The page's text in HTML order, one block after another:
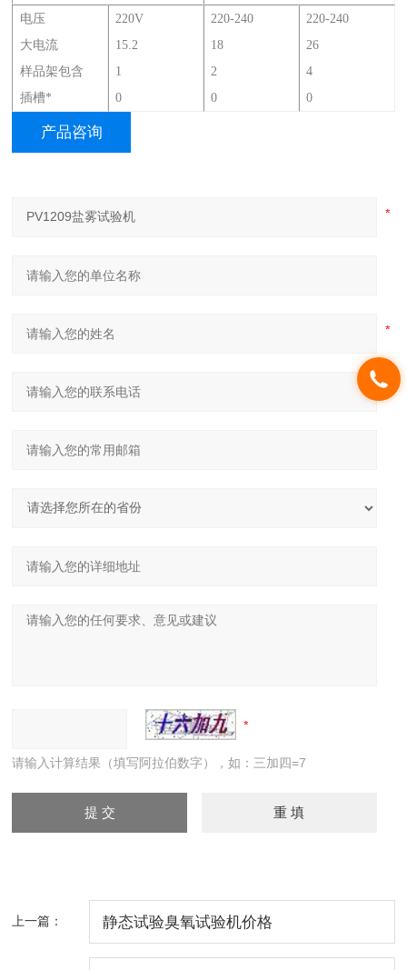
电压
大电流
样品架包含
插槽*
220V
15.2
1
0
220-240
18
2
0
220-240
26
4
0
产品咨询
请输入计算结果（填写阿拉伯数字），如：三加四=7
上一篇： 静态试验臭氧试验机价格